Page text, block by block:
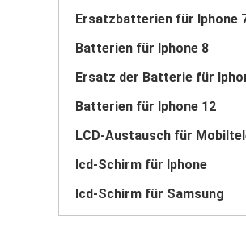
Ersatzbatterien für Iphone
Batterien für Iphone 8
Ersatz der Batterie für
Batterien für Iphone 12
LCD-Austausch für
lcd-Schirm für Iphone
lcd-Schirm für Samsung